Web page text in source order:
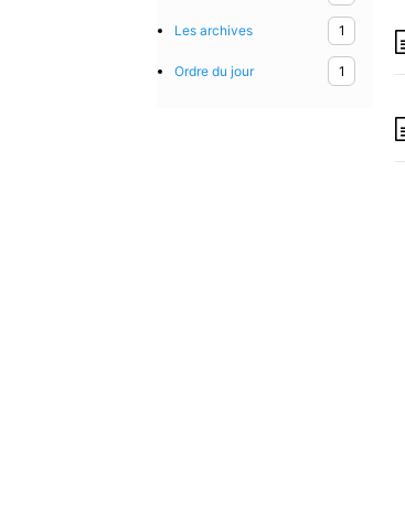
Les archives 1
Ordre du jour 1